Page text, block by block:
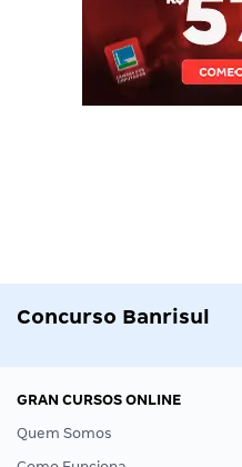
Concurso Banrisul
GRAN CURSOS ONLINE
Quem Somos